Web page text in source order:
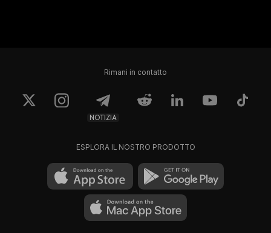
Rimani in contatto
NOTIZIA
ESPLORA IL NOSTRO PRODOTTO